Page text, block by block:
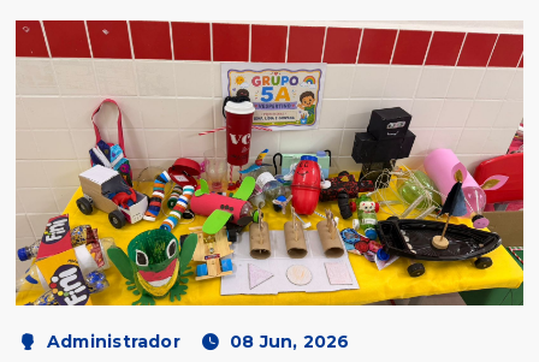
Administrador 08 Jun, 2026